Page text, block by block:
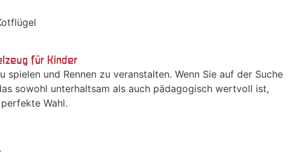
für Kinder
spielen und Rennen zu veranstalten. Wenn Sie auf der Suche
sowohl unterhaltsam als auch pädagogisch wertvoll ist,
Wahl.